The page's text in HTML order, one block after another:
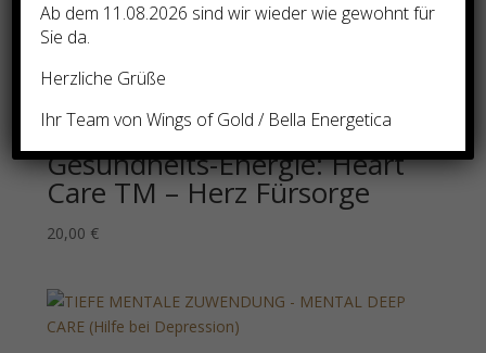
45,00 €
Gesundheits-Energie: Heart
Care TM – Herz Fürsorge
20,00 €
Ab dem 11.08.2026 sind wir wieder wie gewohnt für
Sie da.
Herzliche Grüße
Ihr Team von Wings of Gold / Bella Energetica